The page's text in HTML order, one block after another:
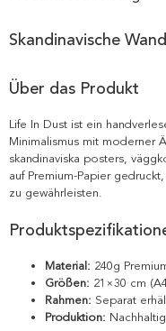
Skandinavische
Über das Produkt
Life In Dust ist ein
Minimalismus mit moderner
skandinaviska posters,
auf Premium-Papier
zu gewährleisten.
Material: 240g
Größen: 21×30 cm
Rahmen: Separat
Produktion: